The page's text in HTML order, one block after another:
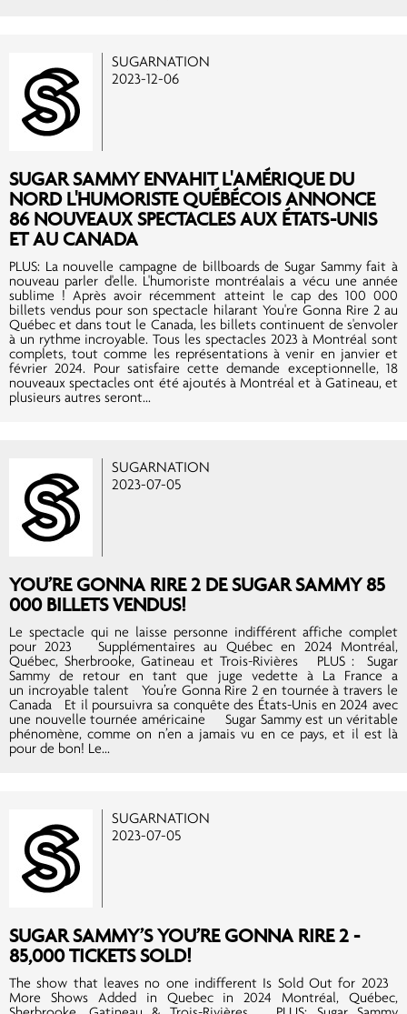
SUGARNATION
2023-12-06
SUGAR SAMMY ENVAHIT L'AMÉRIQUE DU
NORD L'HUMORISTE QUÉBÉCOIS ANNONCE
86 NOUVEAUX SPECTACLES AUX ÉTATS-UNIS
ET AU CANADA
PLUS: La nouvelle campagne de billboards de Sugar Sammy fait à
nouveau parler d'elle. L'humoriste montréalais a vécu une année
sublime ! Après avoir récemment atteint le cap des 100 000
billets vendus pour son spectacle hilarant You're Gonna Rire 2 au
Québec et dans tout le Canada, les billets continuent de s'envoler
à un rythme incroyable. Tous les spectacles 2023 à Montréal sont
complets, tout comme les représentations à venir en janvier et
février 2024. Pour satisfaire cette demande exceptionnelle, 18
nouveaux spectacles ont été ajoutés à Montréal et à Gatineau, et
plusieurs autres seront...
SUGARNATION
2023-07-05
YOU’RE GONNA RIRE 2 DE SUGAR SAMMY 85
000 BILLETS VENDUS!
Le spectacle qui ne laisse personne indifférent affiche complet
pour 2023 Supplémentaires au Québec en 2024 Montréal,
Québec, Sherbrooke, Gatineau et Trois-Rivières PLUS : Sugar
Sammy de retour en tant que juge vedette à La France a
un incroyable talent You’re Gonna Rire 2 en tournée à travers le
Canada Et il poursuivra sa conquête des États-Unis en 2024 avec
une nouvelle tournée américaine Sugar Sammy est un véritable
phénomène, comme on n’en a jamais vu en ce pays, et il est là
pour de bon! Le...
SUGARNATION
2023-07-05
SUGAR SAMMY’S YOU’RE GONNA RIRE 2 -
85,000 TICKETS SOLD!
The show that leaves no one indifferent Is Sold Out for 2023
More Shows Added in Quebec in 2024 Montréal, Québec,